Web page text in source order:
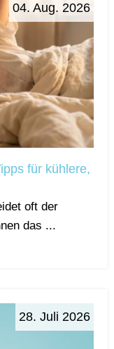
04. Aug. 2026
für kühlere,
oft der
das ...
28. Juli 2026